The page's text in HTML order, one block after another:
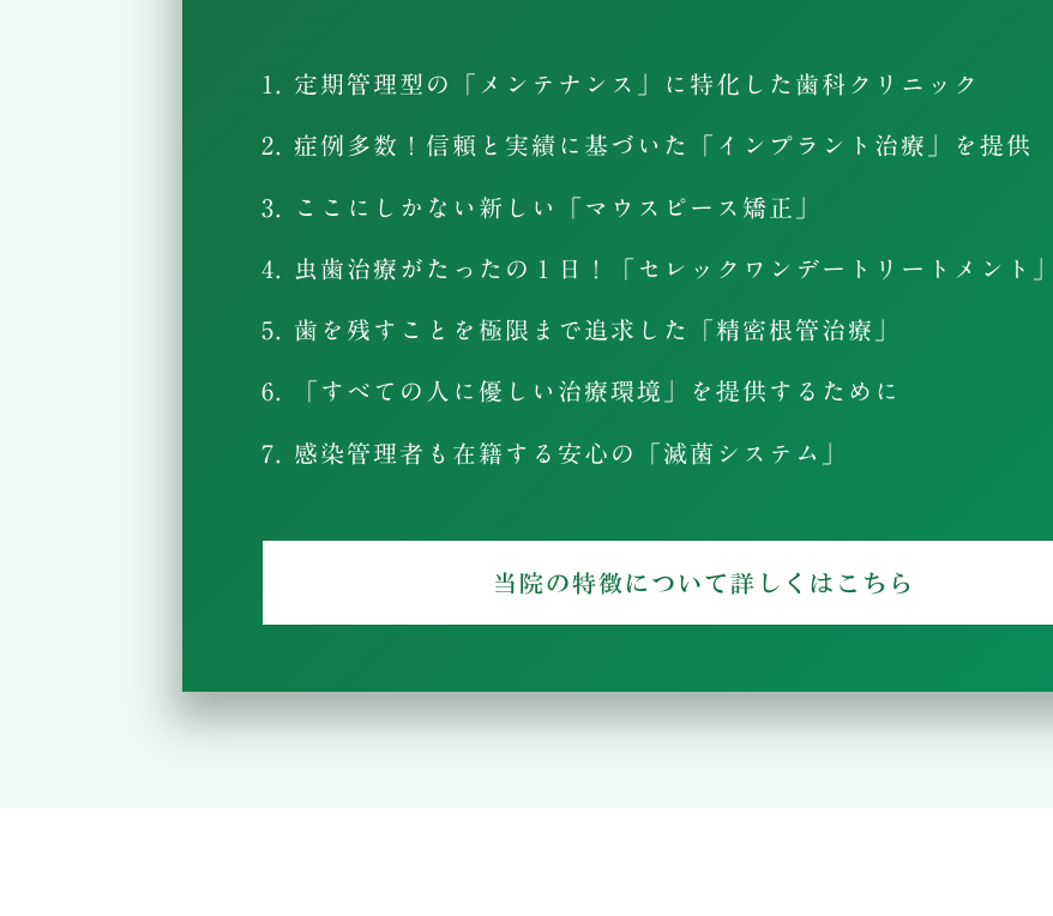
1. 定期管理型の「メンテナンス」に特化した歯科クリニック
2. 症例多数！信頼と実績に基づいた「インプラント治療」を提供
3. ここにしかない新しい「マウスピース矯正」
4. 虫歯治療がたったの１日！「セレックワンデートリートメント」
5. 歯を残すことを極限まで追求した「精密根管治療」
6. 「すべての人に優しい治療環境」を提供するために
7. 感染管理者も在籍する安心の「滅菌システム」
当院の特徴について詳しくはこちら